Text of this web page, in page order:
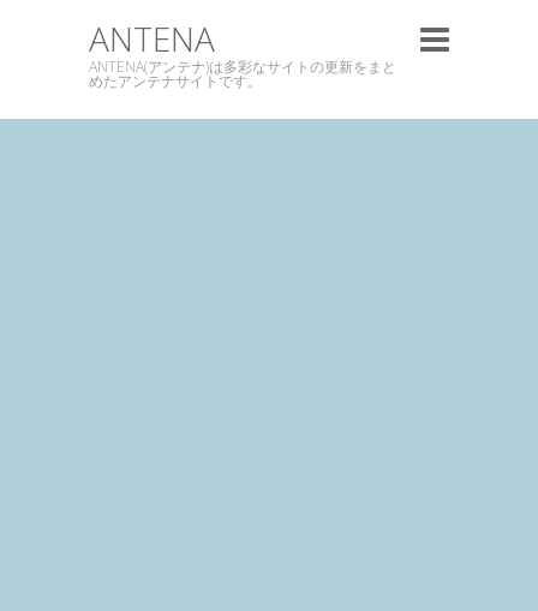
ANTENA
ANTENA(アンテナ)は多彩なサイトの更新をまと
めたアンテナサイトです。